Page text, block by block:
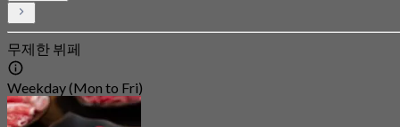
무제한 뷔페
Weekday (Mon to Fri)